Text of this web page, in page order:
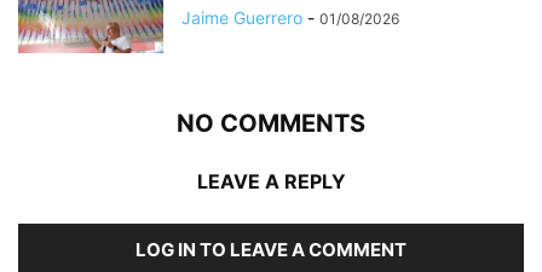
Jaime Guerrero - 01/08/2026
NO COMMENTS
LEAVE A REPLY
LOG IN TO LEAVE A COMMENT